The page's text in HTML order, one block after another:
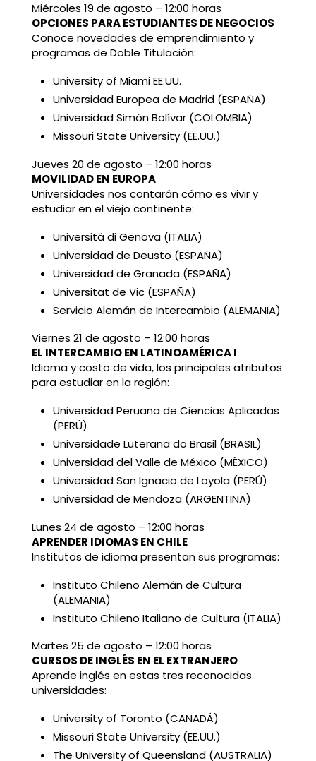
Miércoles 19 de agosto – 12:00 horas
OPCIONES PARA ESTUDIANTES DE NEGOCIOS
Conoce novedades de emprendimiento y
programas de Doble Titulación:
University of Miami EE.UU.
Universidad Europea de Madrid (ESPAÑA)
Universidad Simón Bolívar (COLOMBIA)
Missouri State University (EE.UU.)
Jueves 20 de agosto – 12:00 horas
MOVILIDAD EN EUROPA
Universidades nos contarán cómo es vivir y
estudiar en el viejo continente:
Universitá di Genova (ITALIA)
Universidad de Deusto (ESPAÑA)
Universidad de Granada (ESPAÑA)
Universitat de Vic (ESPAÑA)
Servicio Alemán de Intercambio (ALEMANIA)
Viernes 21 de agosto – 12:00 horas
EL INTERCAMBIO EN LATINOAMÉRICA I
Idioma y costo de vida, los principales atributos
para estudiar en la región:
Universidad Peruana de Ciencias Aplicadas
(PERÚ)
Universidade Luterana do Brasil (BRASIL)
Universidad del Valle de México (MÉXICO)
Universidad San Ignacio de Loyola (PERÚ)
Universidad de Mendoza (ARGENTINA)
Lunes 24 de agosto – 12:00 horas
APRENDER IDIOMAS EN CHILE
Institutos de idioma presentan sus programas:
Instituto Chileno Alemán de Cultura
(ALEMANIA)
Instituto Chileno Italiano de Cultura (ITALIA)
Martes 25 de agosto – 12:00 horas
CURSOS DE INGLÉS EN EL EXTRANJERO
Aprende inglés en estas tres reconocidas
universidades:
University of Toronto (CANADÁ)
Missouri State University (EE.UU.)
The University of Queensland (AUSTRALIA)